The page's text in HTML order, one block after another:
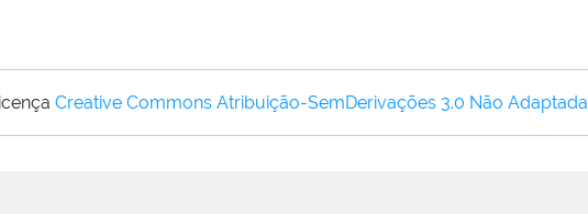
Creative Commons Atribuição-SemDerivações 3.0 Não Adaptada